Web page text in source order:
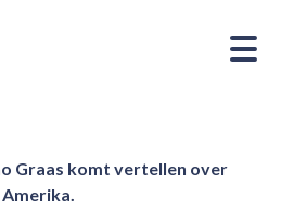
Graas komt vertellen over